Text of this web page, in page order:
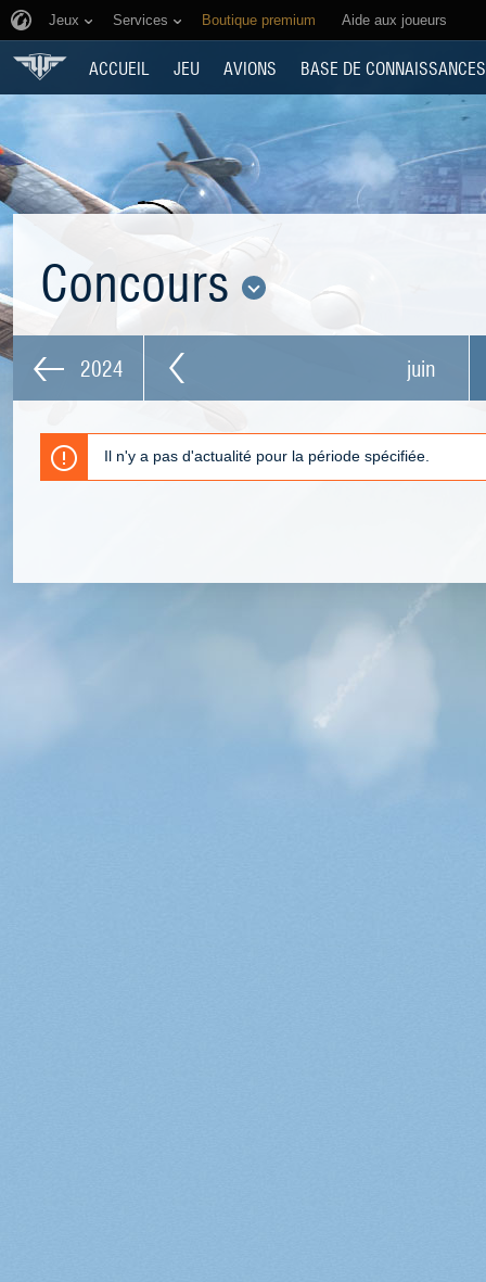
Jeux Services Boutique premium Aide aux joueurs
ACCUEIL JEU AVIONS BASE DE CONNAISSANCES
Concours
2024 juin
Il n'y a pas d'actualité pour la période spécifiée.